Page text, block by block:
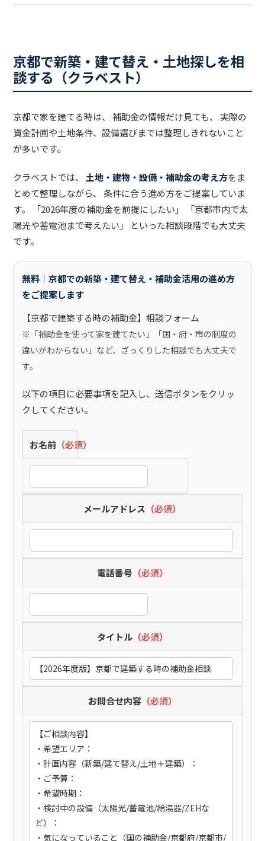
京都で新築・建て替え・土地探しを相
談する（クラベスト）
京都で家を建てる時は、 補助金の情報だけ見ても、 実際の
資金計画や土地条件、設備選びまでは整理しきれないこと
が多いです。
クラベストでは、 土地・建物・設備・補助金の考え方をま
とめて整理しながら、 条件に合う進め方をご提案していま
す。 「2026年度の補助金を前提にしたい」 「京都市内で太
陽光や蓄電池まで考えたい」 といった相談段階でも大丈夫
です。
無料｜京都での新築・建て替え・補助金活用の進め方
をご提案します
【京都で建築する時の補助金】相談フォーム
※「補助金を使って家を建てたい」「国・府・市の制度の
違いがわからない」など、ざっくりした相談でも大丈夫で
す。
以下の項目に必要事項を記入し、送信ボタンをクリッ
クしてください。
お名前 （必須）
メールアドレス （必須）
電話番号 （必須）
タイトル（必須）
お問合せ内容（必須）